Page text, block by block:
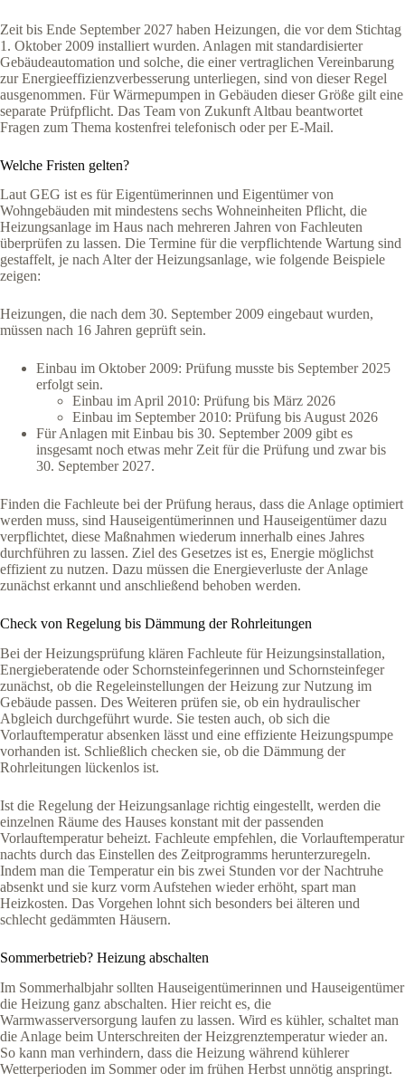
Zeit bis Ende September 2027 haben Heizungen, die vor dem Stichtag
1. Oktober 2009 installiert wurden. Anlagen mit standardisierter
Gebäudeautomation und solche, die einer vertraglichen Vereinbarung
zur Energieeffizienzverbesserung unterliegen, sind von dieser Regel
ausgenommen. Für Wärmepumpen in Gebäuden dieser Größe gilt eine
separate Prüfpflicht. Das Team von Zukunft Altbau beantwortet
Fragen zum Thema kostenfrei telefonisch oder per E-Mail.
Welche Fristen gelten?
Laut GEG ist es für Eigentümerinnen und Eigentümer von
Wohngebäuden mit mindestens sechs Wohneinheiten Pflicht, die
Heizungsanlage im Haus nach mehreren Jahren von Fachleuten
überprüfen zu lassen. Die Termine für die verpflichtende Wartung sind
gestaffelt, je nach Alter der Heizungsanlage, wie folgende Beispiele
zeigen:
Heizungen, die nach dem 30. September 2009 eingebaut wurden,
müssen nach 16 Jahren geprüft sein.
Einbau im Oktober 2009: Prüfung musste bis September 2025
erfolgt sein.
Einbau im April 2010: Prüfung bis März 2026
Einbau im September 2010: Prüfung bis August 2026
Für Anlagen mit Einbau bis 30. September 2009 gibt es
insgesamt noch etwas mehr Zeit für die Prüfung und zwar bis
30. September 2027.
Finden die Fachleute bei der Prüfung heraus, dass die Anlage optimiert
werden muss, sind Hauseigentümerinnen und Hauseigentümer dazu
verpflichtet, diese Maßnahmen wiederum innerhalb eines Jahres
durchführen zu lassen. Ziel des Gesetzes ist es, Energie möglichst
effizient zu nutzen. Dazu müssen die Energieverluste der Anlage
zunächst erkannt und anschließend behoben werden.
Check von Regelung bis Dämmung der Rohrleitungen
Bei der Heizungsprüfung klären Fachleute für Heizungsinstallation,
Energieberatende oder Schornsteinfegerinnen und Schornsteinfeger
zunächst, ob die Regeleinstellungen der Heizung zur Nutzung im
Gebäude passen. Des Weiteren prüfen sie, ob ein hydraulischer
Abgleich durchgeführt wurde. Sie testen auch, ob sich die
Vorlauftemperatur absenken lässt und eine effiziente Heizungspumpe
vorhanden ist. Schließlich checken sie, ob die Dämmung der
Rohrleitungen lückenlos ist.
Ist die Regelung der Heizungsanlage richtig eingestellt, werden die
einzelnen Räume des Hauses konstant mit der passenden
Vorlauftemperatur beheizt. Fachleute empfehlen, die Vorlauftemperatur
nachts durch das Einstellen des Zeitprogramms herunterzuregeln.
Indem man die Temperatur ein bis zwei Stunden vor der Nachtruhe
absenkt und sie kurz vorm Aufstehen wieder erhöht, spart man
Heizkosten. Das Vorgehen lohnt sich besonders bei älteren und
schlecht gedämmten Häusern.
Sommerbetrieb? Heizung abschalten
Im Sommerhalbjahr sollten Hauseigentümerinnen und Hauseigentümer
die Heizung ganz abschalten. Hier reicht es, die
Warmwasserversorgung laufen zu lassen. Wird es kühler, schaltet man
die Anlage beim Unterschreiten der Heizgrenztemperatur wieder an.
So kann man verhindern, dass die Heizung während kühlerer
Wetterperioden im Sommer oder im frühen Herbst unnötig anspringt.